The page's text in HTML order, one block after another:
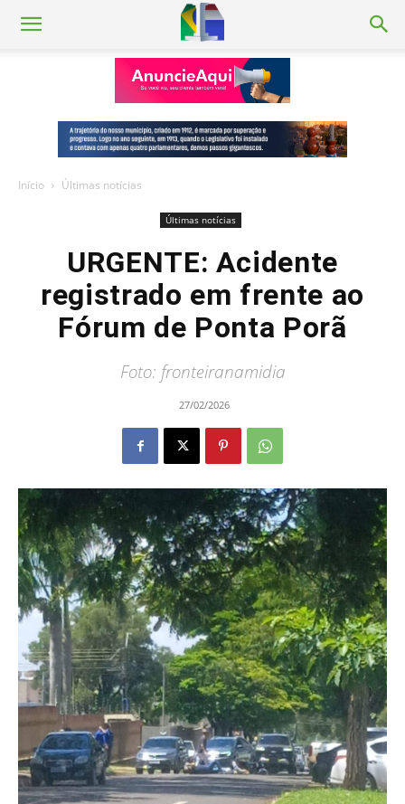
Início Últimas notícias
Últimas notícias
URGENTE: Acidente
registrado em frente ao
Fórum de Ponta Porã
Foto: fronteiranamidia
27/02/2026